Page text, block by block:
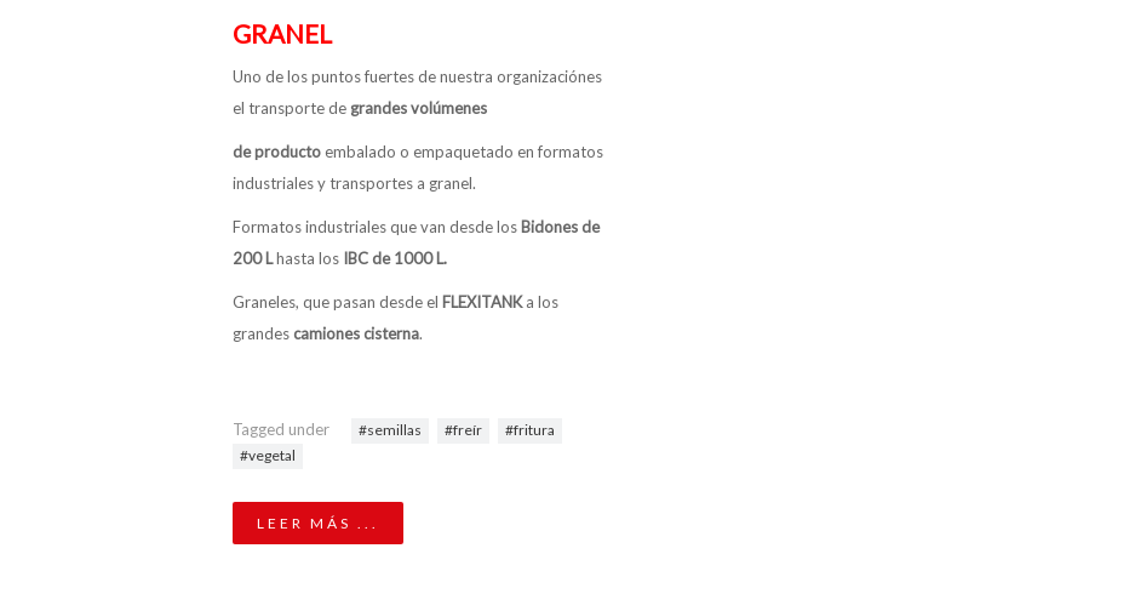
GRANEL
Uno de los puntos fuertes de nuestra organizaciónes
el transporte de grandes volúmenes
de producto embalado o empaquetado en formatos
industriales y transportes a granel.
Formatos industriales que van desde los Bidones de
200 Lhasta los IBC de 1000 L.
Graneles, que pasan desde el FLEXITANKa los
grandes camiones cisterna.
Tagged under semillas freír
fritura
vegetal
LEER MÁS ...